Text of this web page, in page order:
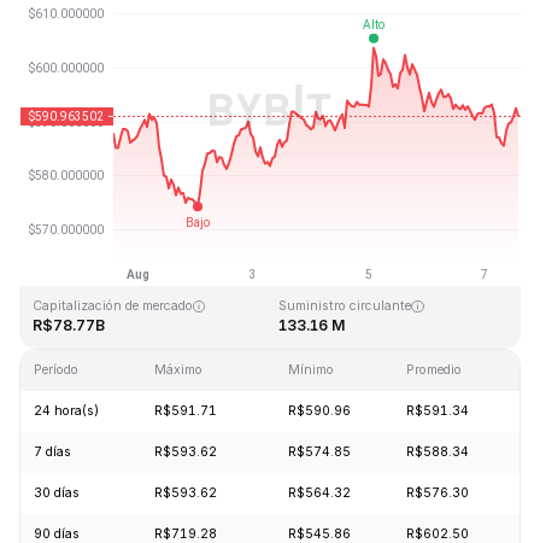
Última actualización: 2026-08-07, 13:27 GMT+0
R$0.039818
Capitalización de mercado
R$78.77B
Suministro circulante
133.16 M
Período Máximo Mínimo Promedio
24 hora(s) R$591.71 R$590.96 R$591.34
7 días R$593.62 R$574.85 R$588.34
30 días R$593.62 R$564.32 R$576.30
90 días R$719.28 R$545.86 R$602.50